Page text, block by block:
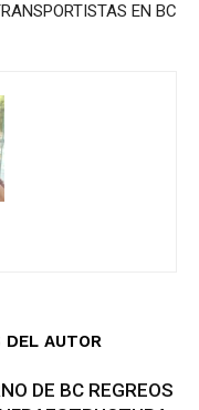
EN BC
DEL AUTOR
DE BC REGREOS